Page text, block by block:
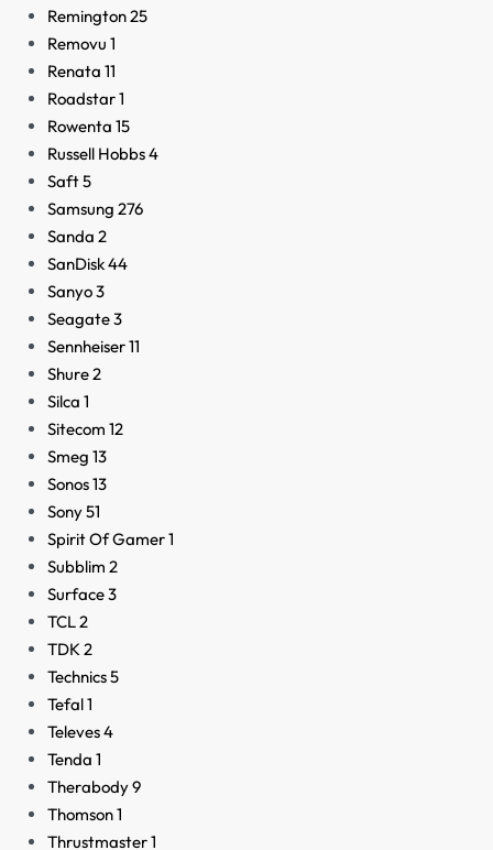
Remington25
Removu 1
Renata 11
Roadstar1
Rowenta 15
Russell Hobbs4
Saft5
Samsung 276
Sanda 2
SanDisk44
Sanyo3
Seagate3
Sennheiser11
Shure2
Silca 1
Sitecom 12
Smeg 13
Sonos13
Sony51
Spirit Of Gamer1
Subblim 2
Surface3
TCL2
TDK 2
Technics5
Tefal1
Televes4
Tenda 1
Therabody9
Thomson1
Thrustmaster1